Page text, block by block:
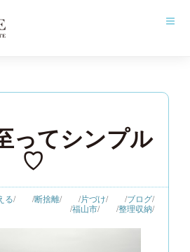
ってシンプル
♡
る 断捨離 片づけ
ブログ
福山市
整理収納